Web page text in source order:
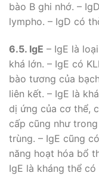
bào B ghi nhớ. –
lympho. – IgD có
6.5. IgE – IgE là
khá lớn. – IgE có
bào tương của
liên kết. – IgE là
dị ứng của cơ thể,
cấp cũng như
trùng. – IgE cũng
năng hoạt hóa bổ
IgE là kháng thể